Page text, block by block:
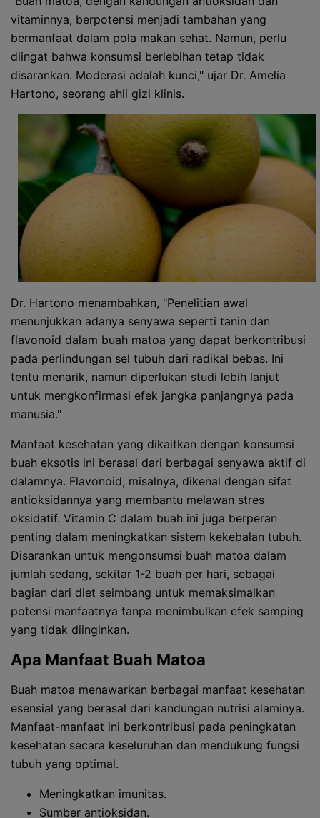
vitaminnya, berpotensi menjadi tambahan yang
bermanfaat dalam pola makan sehat. Namun, perlu
diingat bahwa konsumsi berlebihan tetap tidak
disarankan. Moderasi adalah kunci," ujar Dr. Amelia
Hartono, seorang ahli gizi klinis.
Dr. Hartono menambahkan, "Penelitian awal
menunjukkan adanya senyawa seperti tanin dan
flavonoid dalam buah matoa yang dapat berkontribusi
pada perlindungan sel tubuh dari radikal bebas. Ini
tentu menarik, namun diperlukan studi lebih lanjut
untuk mengkonfirmasi efek jangka panjangnya pada
manusia."
Manfaat kesehatan yang dikaitkan dengan konsumsi
buah eksotis ini berasal dari berbagai senyawa aktif di
dalamnya. Flavonoid, misalnya, dikenal dengan sifat
antioksidannya yang membantu melawan stres
oksidatif. Vitamin C dalam buah ini juga berperan
penting dalam meningkatkan sistem kekebalan tubuh.
Disarankan untuk mengonsumsi buah matoa dalam
jumlah sedang, sekitar 1-2 buah per hari, sebagai
bagian dari diet seimbang untuk memaksimalkan
potensi manfaatnya tanpa menimbulkan efek samping
yang tidak diinginkan.
Apa Manfaat Buah Matoa
Buah matoa menawarkan berbagai manfaat kesehatan
esensial yang berasal dari kandungan nutrisi alaminya.
Manfaat-manfaat ini berkontribusi pada peningkatan
kesehatan secara keseluruhan dan mendukung fungsi
tubuh yang optimal.
Meningkatkan imunitas.
Sumber antioksidan.